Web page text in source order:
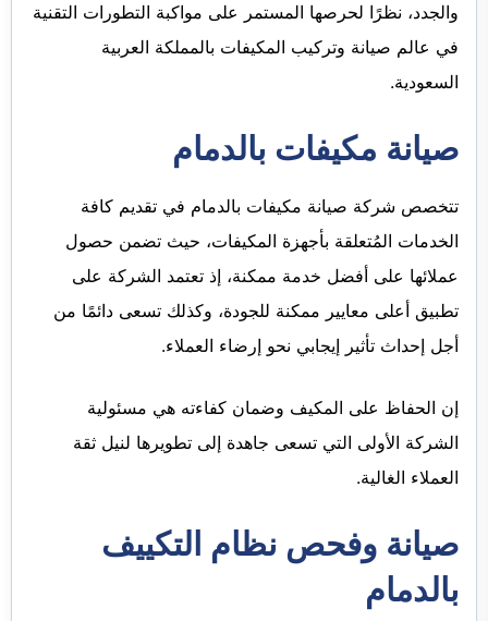
والجدد، نظرًا لحرصها المستمر على مواكبة التطورات التقنية
في عالم صيانة وتركيب المكيفات بالمملكة العربية
السعودية.
صيانة مكيفات بالدمام
تتخصص شركة صيانة مكيفات بالدمام في تقديم كافة
الخدمات المُتعلقة بأجهزة المكيفات، حيث تضمن حصول
عملائها على أفضل خدمة ممكنة، إذ تعتمد الشركة على
تطبيق أعلى معايير ممكنة للجودة، وكذلك تسعى دائمًا من
أجل إحداث تأثير إيجابي نحو إرضاء العملاء.
إن الحفاظ على المكيف وضمان كفاءته هي مسئولية
الشركة الأولى التي تسعى جاهدة إلى تطويرها لنيل ثقة
العملاء الغالية.
صيانة وفحص نظام التكييف
بالدمام